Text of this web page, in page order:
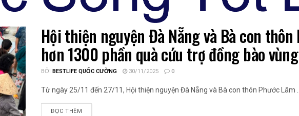
Hội thiện nguyện Đà Nẵng và Bà con
hơn 1300 phần quà cứu trợ đồng bào
BỞI BESTLIFE QUỐC CƯỜNG 30/11/2025 0
Từ ngày 25/11 đến 27/11, Hội thiện nguyện Đà Nẵng và Bà con thôn Phước Lâm ...
ĐỌC THÊM